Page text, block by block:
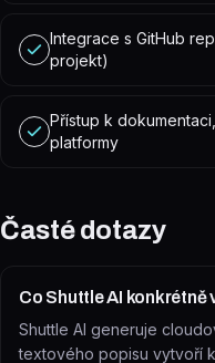
Integrace s GitHub
projekt)
Přístup k
platformy
Časté dotazy
Co Shuttle AI konkrétně
Shuttle AI generuje
textového popisu vytvoří